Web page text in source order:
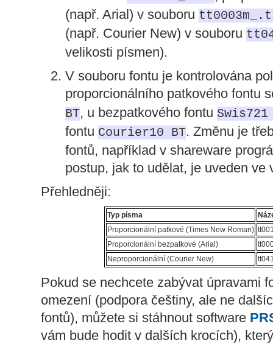
(např. Arial) v souboru
(např. Courier New) v souboru
velikosti písmen).
V souboru fontu je kontrolována
proporcionálního patkového fontu
BT, u bezpatkového fontu Swis721
fontu Courier10 BT. Změnu je
fontů, například v shareware
postup, jak to udělat, je uveden ve
Přehledněji:
Typ písma
Proporcionální patkové (Times New Roman)
Proporcionální bezpatkové (Arial)
Neproporcionální (Courier New)
Pokud se nechcete zabývat úpravami
omezení (podpora češtiny, ale ne
fontů), můžete si stáhnout software
vám bude hodit v dalších krocích),